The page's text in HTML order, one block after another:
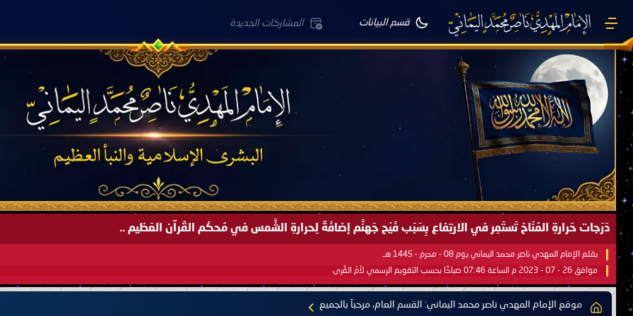
قسم البيانات المشاركات الجديدة
صَيْفُ سَقَرَ يَبدأُ في اجتياحِ شِتاءِ القُطبِ الشَّمالي كَما وعَدناكُم بالحقِّ لعَامِكم هذا (1445 هـ) ..
بقلم الإمام المهدي ناصر محمد اليماني يوم 18 - جمادى الآخرة - 1445 هـ
موافق 31 - 12 - 2023 م الساعة 07:44 صباحًا بحسب التقويم الرسمي لأمّ القُرى
موقع الإمام المهدي ناصر محمد اليماني: القسم العام، مرحباً بالجميع